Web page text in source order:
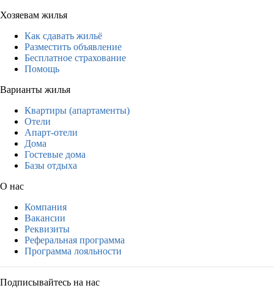
Хозяевам жилья
Как сдавать жильё
Разместить объявление
Бесплатное страхование
Помощь
Варианты жилья
Квартиры (апартаменты)
Отели
Апарт-отели
Дома
Гостевые дома
Базы отдыха
О нас
Компания
Вакансии
Реквизиты
Реферальная программа
Программа лояльности
Подписывайтесь на нас